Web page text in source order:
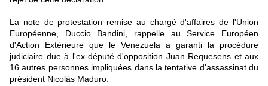
La note de protestation remise au chargé d'affaires de l'Union
Européenne, Duccio Bandini, rappelle au Service Européen
d'Action Extérieure que le Venezuela a garanti la procédure
judiciaire due à l'ex-député d'opposition Juan Requesens et aux
16 autres personnes impliquées dans la tentative d'assassinat du
président Nicolás Maduro.